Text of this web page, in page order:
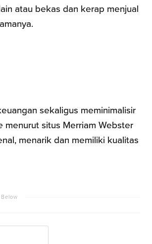
atau bekas dan kerap menjual
sekaligus meminimalisir
menurut situs Merriam Webster
menarik dan memiliki kualitas